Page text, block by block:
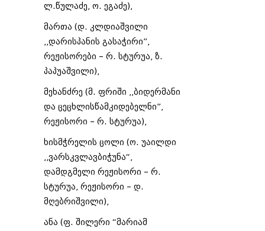
ლ.წულაძე, ო. ეგაძე),
მართა (დ. კლდიაშვილი
,,დარისპანის გასაჭირი”,
რეჟისორები – რ. სტურუა, ზ.
პაპუაშვილი),
მეხანძრე (მ. ფრიში ,,ბიდერმანი
და ცეცხლისწამკიდებელნი”,
რეჟისორი – რ. სტურუა),
ხისმჭრელის ცოლი (ო. უაილდი
,,ვარსკვლავბიჭუნა“,
დამდგმელი რეჟისორი – რ.
სტურუა, რეჟისორი – დ.
მღებრიშვილი),
ანა (ფ. შილერი “მარიამ